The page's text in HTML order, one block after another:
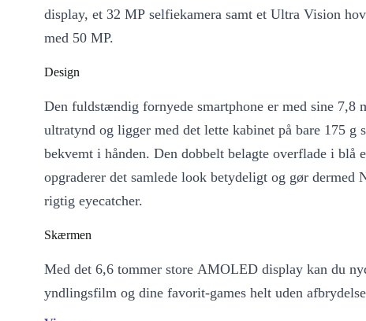
display, et 32 MP selfiekamera samt et Ultra Vision
med 50 MP.
Design
Den fuldstændig fornyede smartphone er med sine 7,8
ultratynd og ligger med det lette kabinet på bare 175 g
bekvemt i hånden. Den dobbelt belagte overflade i blå
opgraderer det samlede look betydeligt og gør dermed
rigtig eyecatcher.
Skærmen
Med det 6,6 tommer store AMOLED display kan du
yndlingsfilm og dine favorit-games helt uden
billedgentagelsesfrekvens på 120 Hz gør det muligt